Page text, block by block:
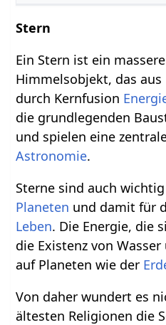
Stern
Ein Stern ist ein
Himmelsobjekt, das
durch Kernfusion
die grundlegenden
und spielen eine
Astronomie.
Sterne sind auch
Planeten und damit für
Leben. Die Energie, die
die Existenz von
auf Planeten wie der
Von daher wundert es
ältesten Religionen die